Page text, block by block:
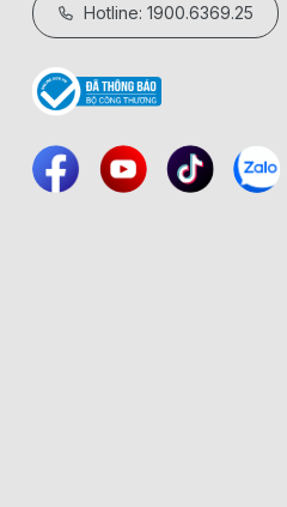
Hotline: 1900.6369.25